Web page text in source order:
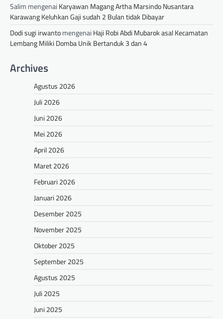
Salim mengenai Karyawan Magang Artha Marsindo Nusantara
Karawang Keluhkan Gaji sudah 2 Bulan tidak Dibayar
Dodi sugi irwantomengenai Haji Robi Abdi Mubarok asal Kecamatan
Lembang Miliki Domba Unik Bertanduk 3 dan 4
Archives
Agustus 2026
Juli 2026
Juni 2026
Mei 2026
April 2026
Maret 2026
Februari 2026
Januari 2026
Desember 2025
November 2025
Oktober 2025
September 2025
Agustus 2025
Juli 2025
Juni 2025